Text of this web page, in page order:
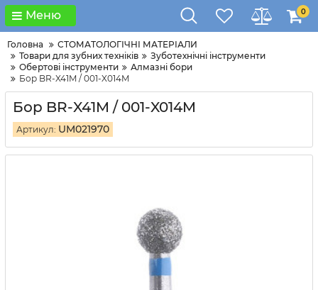
Меню 0
Головна
СТОМАТОЛОГІЧНІ МАТЕРІАЛИ
Товари для зубних техніків
Зуботехнічні інструменти
Обертові інструменти
Алмазні бори
Бор BR-X41M / 001-X014M
Бор BR-X41M / 001-X014M
Артикул: UM021970